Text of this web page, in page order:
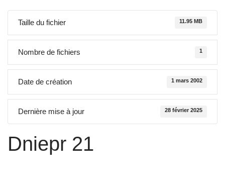
Taille du fichier 11.95 MB
Nombre de fichiers 1
Date de création 1 mars 2002
Dernière mise à jour 28 février 2025
Dniepr 21